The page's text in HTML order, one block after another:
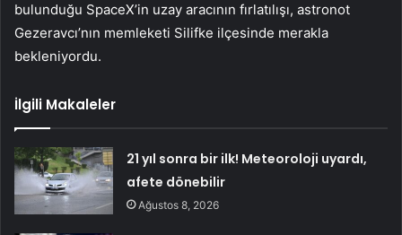
bulunduğu SpaceX’in uzay aracının fırlatılışı, astronot
Gezeravcı’nın memleketi Silifke ilçesinde merakla
bekleniyordu.
İlgili Makaleler
21 yıl sonra bir ilk! Meteoroloji uyardı,
afete dönebilir
Ağustos 8, 2026